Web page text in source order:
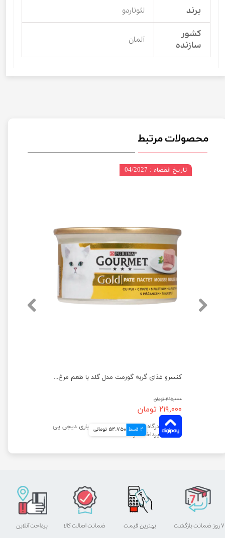
برند لئوناردو
کشور
سازنده
آلمان
محصولات مرتبط
کنسرو غذای گربه گورمت مدل گلد با طعم مرغ وزن ۸۵ گرم
۲۹۵,۰۰۰ تومان
۲۱۹,۰۰۰ تومان
4 قسط 54,750 تومانی
تاریخ انقضاء : 04/2027
بهترین قیمت پرداخت آنلاین ۷ روز ضمانت بازگشت ضمانت اصالت کالا